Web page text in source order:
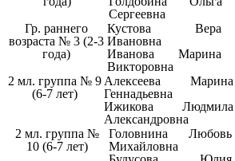
Сергеевна
Гр. раннего
возраста № 3 (2-3
года)
Кустова Вера
Ивановна
Иванова Марина
Викторовна
2 мл. группа № 9
(6-7 лет)
Алексеева Марина
Геннадьевна
Ижикова Людмила
Александровна
2 мл. группа №
10 (6-7 лет)
Головнина Любовь
Михайловна